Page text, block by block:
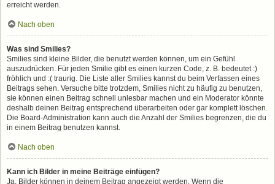
erreicht werden.
Nach oben
Was sind Smilies?
Smilies sind kleine Bilder, die benutzt werden können, um ein Gefühl
auszudrücken. Für jeden Smilie gibt es einen kurzen Code, z. B. bedeutet :)
fröhlich und :( traurig. Die Liste aller Smilies kannst du beim Verfassen eines
Beitrags sehen. Versuche bitte trotzdem, Smilies nicht zu häufig zu benutzen,
sie können einen Beitrag schnell unlesbar machen und ein Moderator könnte
deshalb deinen Beitrag entsprechend überarbeiten oder gar komplett löschen.
Die Board-Administration kann auch die Anzahl der Smilies begrenzen, die du
in einem Beitrag benutzen kannst.
Nach oben
Kann ich Bilder in meine Beiträge einfügen?
Ja, Bilder können in deinem Beitrag angezeigt werden. Wenn die